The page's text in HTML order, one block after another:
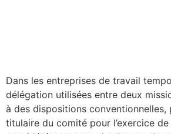
Dans les entreprises de travail
délégation utilisées entre deux
à des dispositions conventionnelles,
titulaire du comité pour l’exercice